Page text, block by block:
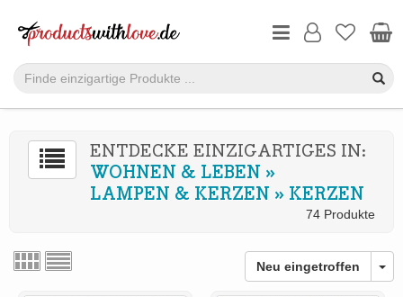
ENTDECKE EINZIGARTIGES IN:
WOHNEN & LEBEN »
LAMPEN & KERZEN » KERZEN
74 Produkte
Neu eingetroffen